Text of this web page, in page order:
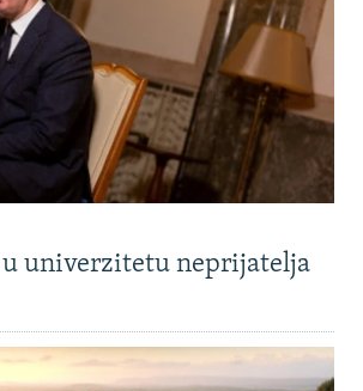
univerzitetu neprijatelja